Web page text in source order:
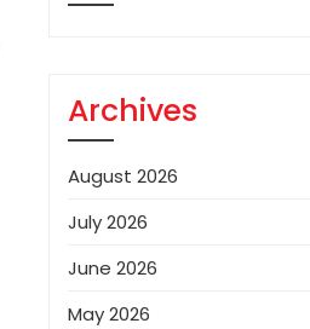
Archives
August 2026
July 2026
June 2026
May 2026